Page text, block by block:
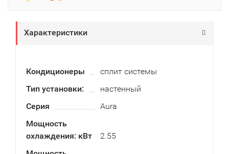
Характеристики
Кондиционеры
сплит системы
Тип установки:
настенный
Серия
Aura
Мощность
охлаждения: кВт
2.55